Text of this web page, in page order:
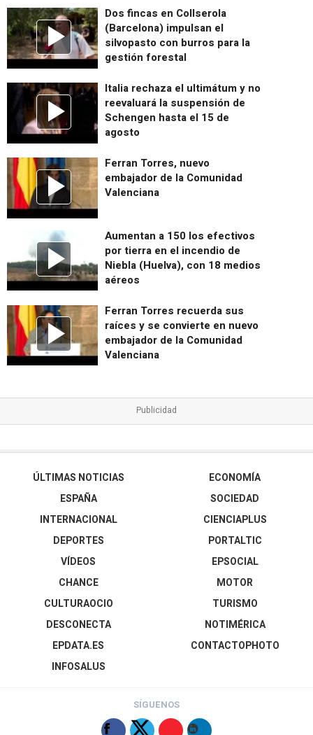
Dos fincas en Collserola
(Barcelona) impulsan el
silvopasto con burros para la
gestión forestal
Italia rechaza el ultimátum y no
reevaluará la suspensión de
Schengen hasta el 15 de
agosto
Ferran Torres, nuevo
embajador de la Comunidad
Valenciana
Aumentan a 150 los efectivos
por tierra en el incendio de
Niebla (Huelva), con 18 medios
aéreos
Ferran Torres recuerda sus
raíces y se convierte en nuevo
embajador de la Comunidad
Valenciana
ÚLTIMAS NOTICIAS
ESPAÑA
INTERNACIONAL
DEPORTES
VÍDEOS
ECONOMÍA
SOCIEDAD
CIENCIAPLUS
PORTALTIC
EPSOCIAL
CHANCE
CULTURAOCIO
DESCONECTA
EPDATA.ES
INFOSALUS
MOTOR
TURISMO
NOTIMÉRICA
CONTACTOPHOTO
SÍGUENOS